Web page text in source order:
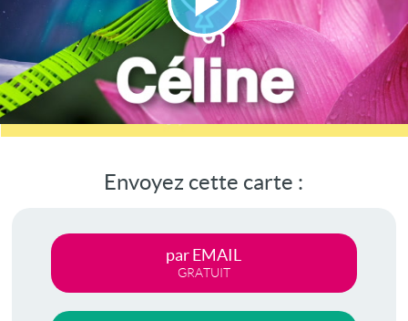
Lire
la
vidéo
Envoyez cette carte :
par EMAIL
GRATUIT